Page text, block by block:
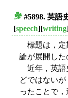
#5898. 英語
[speech][writing
標題は，定
論が展開した
近年，英語
どではない
ったことで